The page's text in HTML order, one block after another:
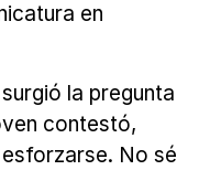
en
la pregunta
contestó,
No sé